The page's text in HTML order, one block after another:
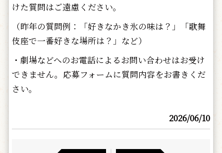
けた質問はご遠慮ください。
（昨年の質問例：「好きなかき氷の味は？」「歌舞
伎座で一番好きな場所は？」など）
・劇場などへのお電話によるお問い合わせはお受け
できません。応募フォームに質問内容をお書きくだ
さい。
2026/06/10